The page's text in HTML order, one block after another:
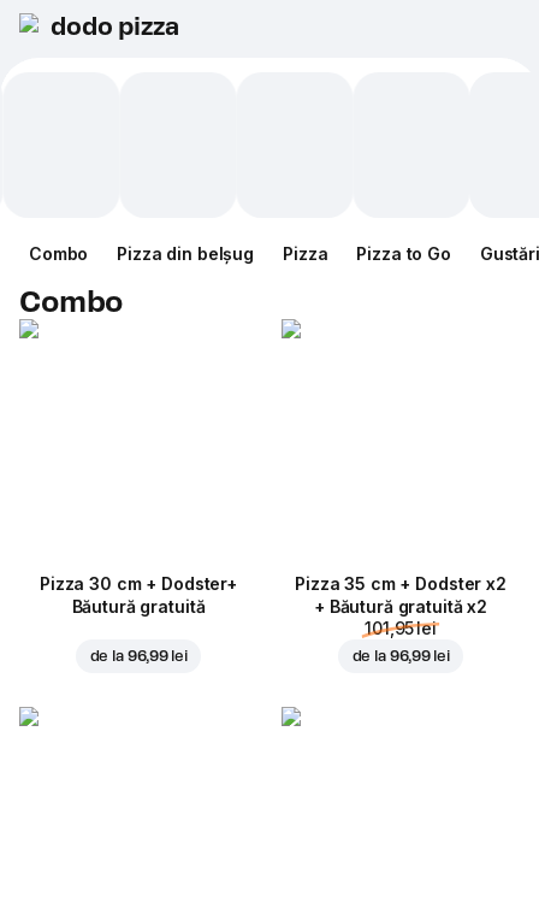
dodo pizza
Combo Pizza din belșug Pizza Pizza to Go Gustări
Combo
Pizza 30 cm + Dodster+
Băutură gratuită
de la 96,99 lei
Pizza 35 cm + Dodster x2
+ Băutură gratuită x2
101,95 lei
de la 96,99 lei